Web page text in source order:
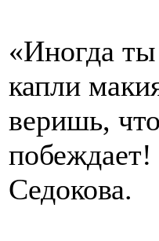
«Иногда
капли
веришь,
Седокова.